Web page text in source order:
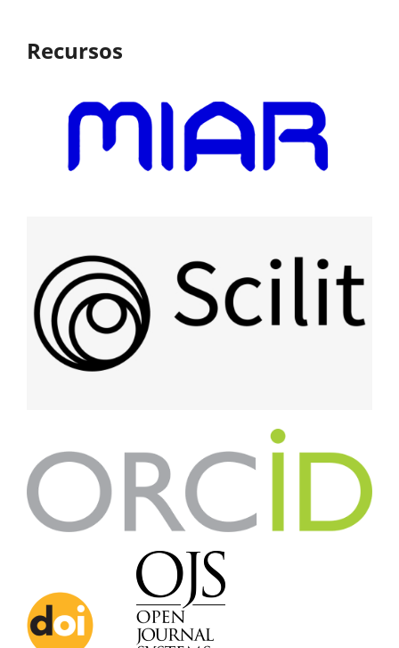
Recursos